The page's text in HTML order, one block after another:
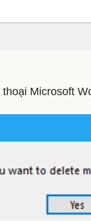
Microsoft